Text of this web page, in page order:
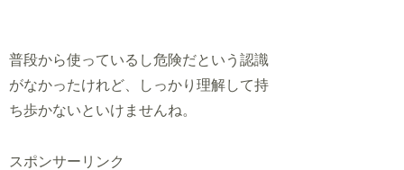
普段から使っているし危険だという認識
がなかったけれど、しっかり理解して持
ち歩かないといけませんね。
スポンサーリンク